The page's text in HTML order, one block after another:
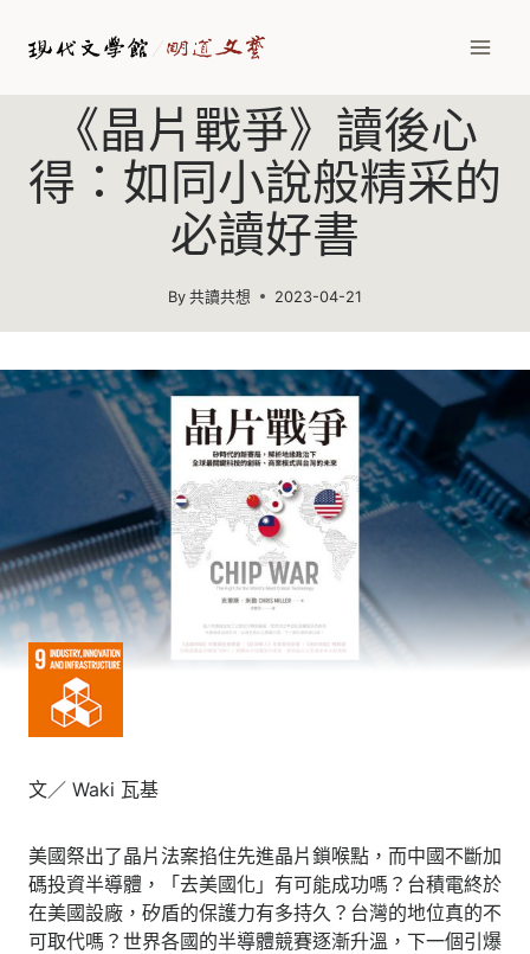
《晶片戰爭》讀後心
得：如同小說般精采的
必讀好書
By 共讀共想 2023-04-21
文／ Waki 瓦基
美國祭出了晶片法案掐住先進晶片鎖喉點，而中國不斷加
碼投資半導體，「去美國化」有可能成功嗎？台積電終於
在美國設廠，矽盾的保護力有多持久？台灣的地位真的不
可取代嗎？世界各國的半導體競賽逐漸升溫，下一個引爆